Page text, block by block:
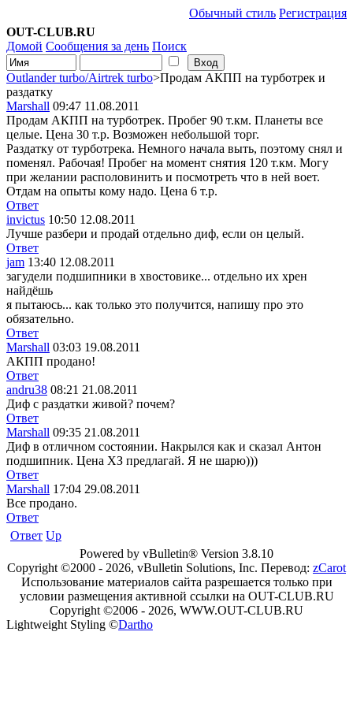
Обычный стиль Регистрация
OUT-CLUB.RU
Домой Сообщения за день Поиск
Outlander turbo/Airtrek turbo>Продам АКПП на турботрек и
раздатку
Marshall 09:47 11.08.2011
Продам АКПП на турботрек. Пробег 90 т.км. Планеты все
целые. Цена 30 т.р. Возможен небольшой торг.
Раздатку от турботрека. Немного начала выть, поэтому снял и
поменял. Рабочая! Пробег на момент снятия 120 т.км. Могу
при желании располовинить и посмотреть что в ней воет.
Отдам на опыты кому надо. Цена 6 т.р.
Ответ
invictus 10:50 12.08.2011
Лучше разбери и продай отдельно диф, если он целый.
Ответ
jam 13:40 12.08.2011
загудели подшипники в хвостовике... отдельно их хрен
найдёшь
я пытаюсь... как только это получится, напишу про это
обязательно.
Ответ
Marshall 03:03 19.08.2011
АКПП продано!
Ответ
andru38 08:21 21.08.2011
Диф с раздатки живой? почем?
Ответ
Marshall 09:35 21.08.2011
Диф в отличном состоянии. Накрылся как и сказал Антон
подшипник. Цена ХЗ предлагай. Я не шарю)))
Ответ
Marshall 17:04 29.08.2011
Все продано.
Ответ
Ответ Up
Powered by vBulletin® Version 3.8.10
Copyright ©2000 - 2026, vBulletin Solutions, Inc. Перевод: zCarot
Использование материалов сайта разрешается только при
условии размещения активной ссылки на OUT-CLUB.RU
Copyright ©2006 - 2026, WWW.OUT-CLUB.RU
Lightweight Styling ©Dartho